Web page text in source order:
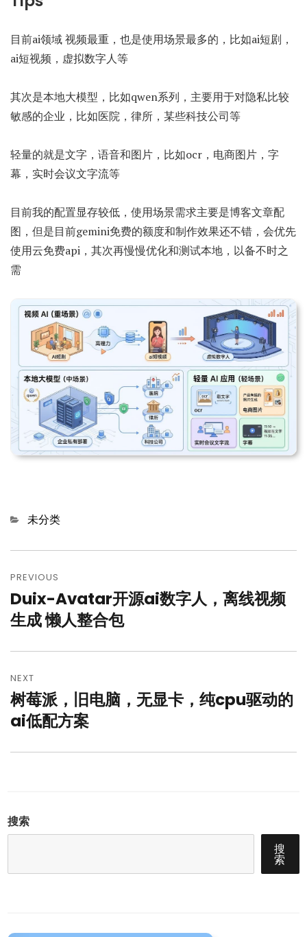
目前ai领域 视频最重，也是使用场景最多的，比如ai短剧，
ai短视频，虚拟数字人等
其次是本地大模型，比如qwen系列，主要用于对隐私比较
敏感的企业，比如医院，律所，某些科技公司等
轻量的就是文字，语音和图片，比如ocr，电商图片，字
幕，实时会议文字流等
目前我的配置显存较低，使用场景需求主要是博客文章配
图，但是目前gemini免费的额度和制作效果还不错，会优先
使用云免费api，其次再慢慢优化和测试本地，以备不时之
需
Categories
未分类
章
导
航
PREVIOUS
Previous
post:
Duix-Avatar开源ai数字人，离线视频
生成 懒人整合包
NEXT
Next
post:
树莓派，旧电脑，无显卡，纯cpu驱动的
ai低配方案
搜索
搜
索